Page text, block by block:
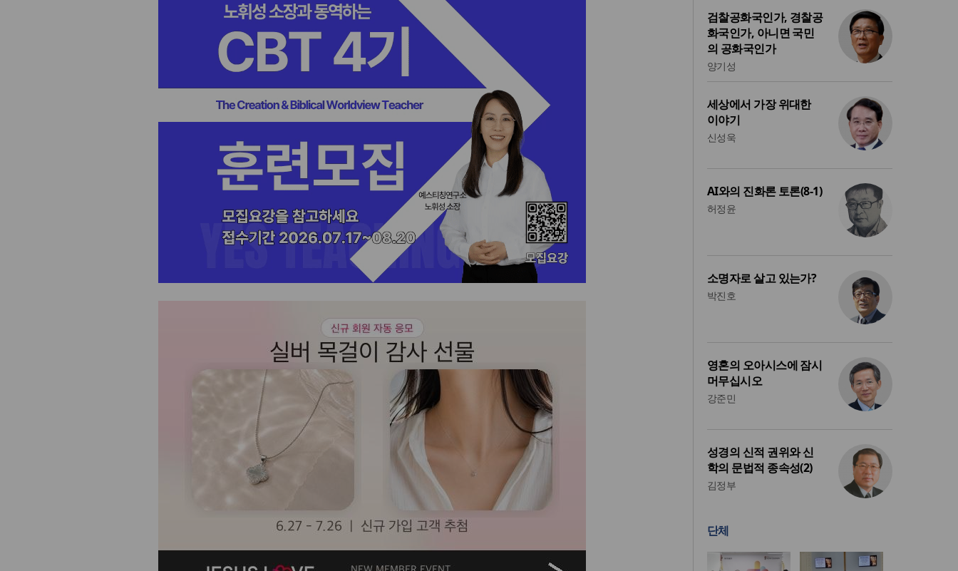
검찰공화국인가, 경찰공
화국인가, 아니면 국민
의 공화국인가
양기성
세상에서 가장 위대한
이야기
신성욱
AI와의 진화론 토론(8-1)
허정윤
소명자로 살고 있는가?
박진호
영혼의 오아시스에 잠시
머무십시오
강준민
성경의 신적 권위와 신
학의 문법적 종속성(2)
김정부
단체